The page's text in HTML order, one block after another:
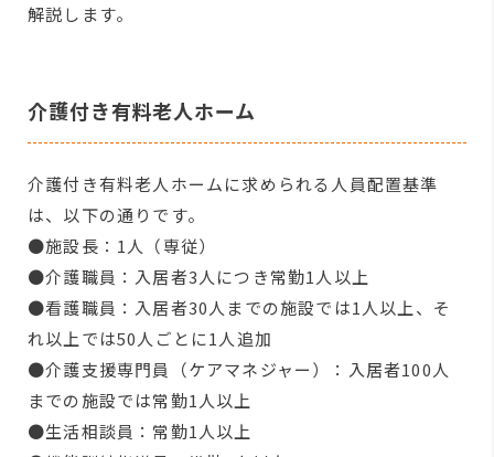
解説します。
介護付き有料老人ホーム
介護付き有料老人ホームに求められる人員配置基準
は、以下の通りです。
●施設長：1人（専従）
●介護職員：入居者3人につき常勤1人以上
●看護職員：入居者30人までの施設では1人以上、そ
れ以上では50人ごとに1人追加
●介護支援専門員（ケアマネジャー）：入居者100人
までの施設では常勤1人以上
●生活相談員：常勤1人以上